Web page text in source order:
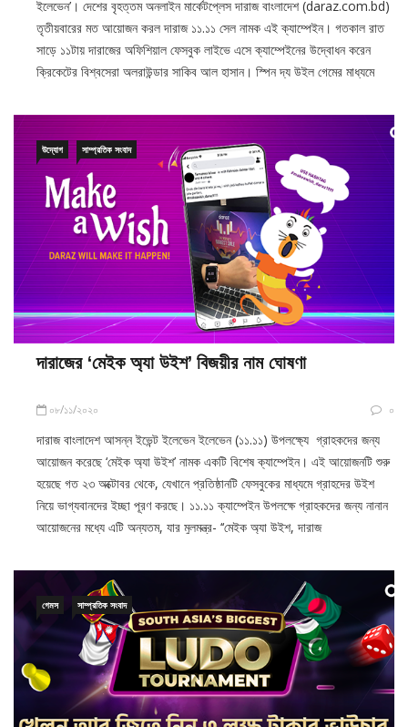
তৃতীয়বারের মত আয়োজন করল দারাজ ১১.১১ সেল নামক এই ক্যাম্পেইন। গতকাল রাত
সাড়ে ১১টায় দারাজের অফিশিয়াল ফেসবুক লাইভে এসে ক্যাম্পেইনের উদ্বোধন করেন
ক্রিকেটের বিশ্বসেরা অলরাউন্ডার সাকিব আল হাসান। স্পিন দ্য উইল গেমের মাধ্যমে
উদ্যোগ সাম্প্রতিক সংবাদ
দারাজের ‘মেইক অ্যা উইশ’ বিজয়ীর নাম ঘোষণা
দারাজ বাংলাদেশ আসন্ন ইভেন্ট ইলেভেন ইলেভেন (১১.১১) উপলক্ষ্যে গ্রাহকদের জন্য
আয়োজন করেছে ‘মেইক অ্যা উইশ’ নামক একটি বিশেষ ক্যাম্পেইন। এই আয়োজনটি শুরু
হয়েছে গত ২৩ অক্টোবর থেকে, যেখানে প্রতিষ্ঠানটি ফেসবুকের মাধ্যমে গ্রাহদের উইশ
নিয়ে ভাগ্যবানদের ইচ্ছা পূরণ করছে। ১১.১১ ক্যাম্পেইন উপলক্ষে গ্রাহকদের জন্য নানান
আয়োজনের মধ্যে এটি অন্যতম, যার মুলমন্ত্র- ‘‘মেইক অ্যা উইশ, দারাজ
সাম্প্রতিক সংবাদ